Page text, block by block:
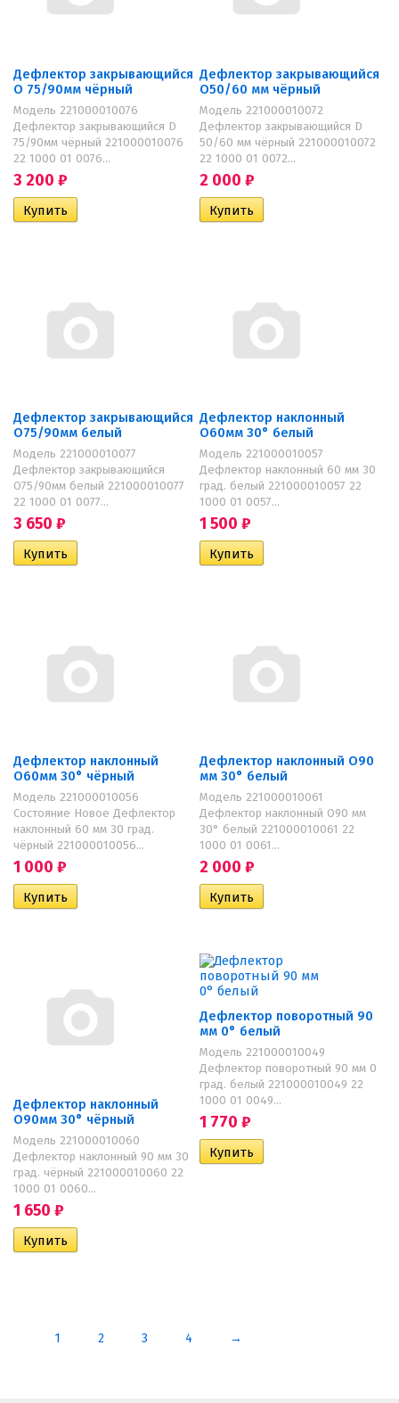
Дефлектор закрывающийся
O 75/90мм чёрный
Модель 221000010076
Дефлектор закрывающийся D
75/90мм чёрный 221000010076
22 1000 01 0076...
3 200 ₽
Дефлектор закрывающийся
O50/60 мм чёрный
Модель 221000010072
Дефлектор закрывающийся D
50/60 мм чёрный 221000010072
22 1000 01 0072...
2 000 ₽
Дефлектор закрывающийся
O75/90мм белый
Модель 221000010077
Дефлектор закрывающийся
O75/90мм белый 221000010077
22 1000 01 0077...
3 650 ₽
Дефлектор наклонный
O60мм 30° белый
Модель 221000010057
Дефлектор наклонный 60 мм 30
град. белый 221000010057 22
1000 01 0057...
1 500 ₽
Дефлектор наклонный
O60мм 30° чёрный
Модель 221000010056
Состояние Новое Дефлектор
наклонный 60 мм 30 град.
чёрный 221000010056...
1 000 ₽
Дефлектор наклонный O90
мм 30° белый
Модель 221000010061
Дефлектор наклонный O90 мм
30° белый 221000010061 22
1000 01 0061...
2 000 ₽
Дефлектор наклонный
O90мм 30° чёрный
Модель 221000010060
Дефлектор наклонный 90 мм 30
град. чёрный 221000010060 22
1000 01 0060...
1 650 ₽
Дефлектор поворотный 90
мм 0° белый
Модель 221000010049
Дефлектор поворотный 90 мм 0
град. белый 221000010049 22
1000 01 0049...
1 770 ₽
1 2 3 4 →